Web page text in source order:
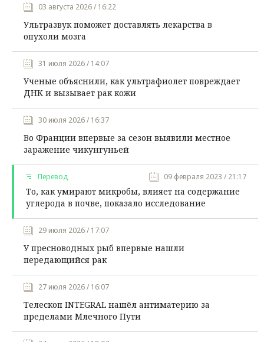
03 августа 2026 / 16:22
Ультразвук поможет доставлять лекарства в
опухоли мозга
31 июля 2026 / 14:07
Ученые объяснили, как ультрафиолет повреждает
ДНК и вызывает рак кожи
30 июля 2026 / 16:37
Во Франции впервые за сезон выявили местное
заражение чикунгуньей
Перевод 09 февраля 2023 / 21:17
То, как умирают микробы, влияет на содержание
углерода в почве, показало исследование
29 июля 2026 / 17:07
У пресноводных рыб впервые нашли
передающийся рак
27 июля 2026 / 16:07
Телескоп INTEGRAL нашёл антиматерию за
пределами Млечного Пути